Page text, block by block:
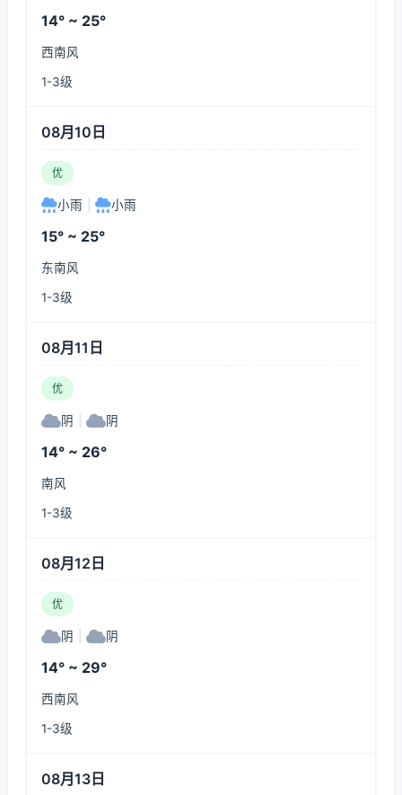
14° ~ 25°
西南风
1-3级
08月10日
优
小雨 小雨
15° ~ 25°
东南风
1-3级
08月11日
优
阴 阴
14° ~ 26°
南风
1-3级
08月12日
优
阴 阴
14° ~ 29°
西南风
1-3级
08月13日